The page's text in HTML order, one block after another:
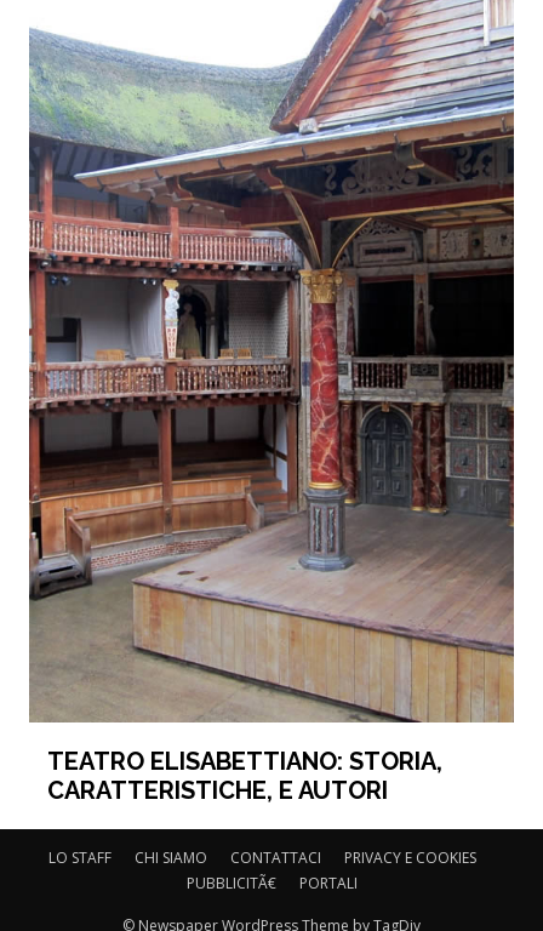
TEATRO ELISABETTIANO: STORIA,
CARATTERISTICHE, E AUTORI
LO STAFF CHI SIAMO CONTATTACI
PRIVACY E COOKIES
PUBBLICITÃ€
PORTALI
© Newspaper WordPress Theme by TagDiv